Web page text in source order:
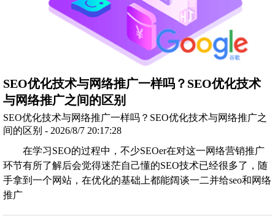
SEO优化技术与网络推广一样吗？SEO优化技术
与网络推广之间的区别
SEO优化技术与网络推广一样吗？SEO优化技术与网络推广之
间的区别 - 2026/8/7 20:17:28
在学习SEO的过程中，不少SEOer在对这一网络营销推广
环节有所了解后会觉得迷茫自己懂的SEO技术已经很多了，随
手拿到一个网站，在优化的基础上都能阔谈一二并给seo和网络
推广